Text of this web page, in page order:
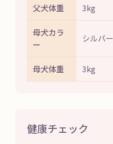
父犬体重 3kg
母犬カラ
ー
シルバー
母犬体重 3kg
健康チェック